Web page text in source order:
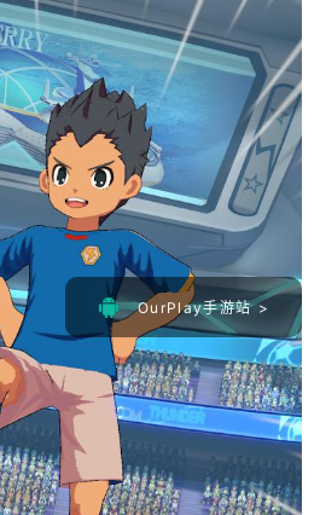
OurPlay手游站 >